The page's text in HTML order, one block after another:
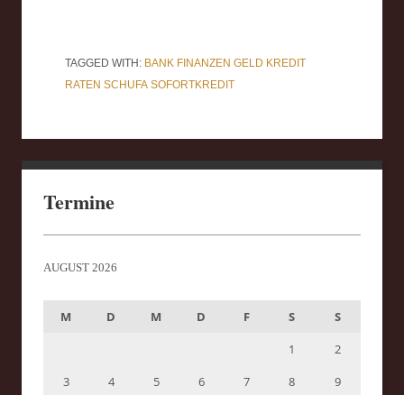
TAGGED WITH: BANK FINANZEN GELD KREDIT
RATEN SCHUFA SOFORTKREDIT
Termine
AUGUST 2026
M D M D F S
S
1
2
3
4 5 6 7 8
9